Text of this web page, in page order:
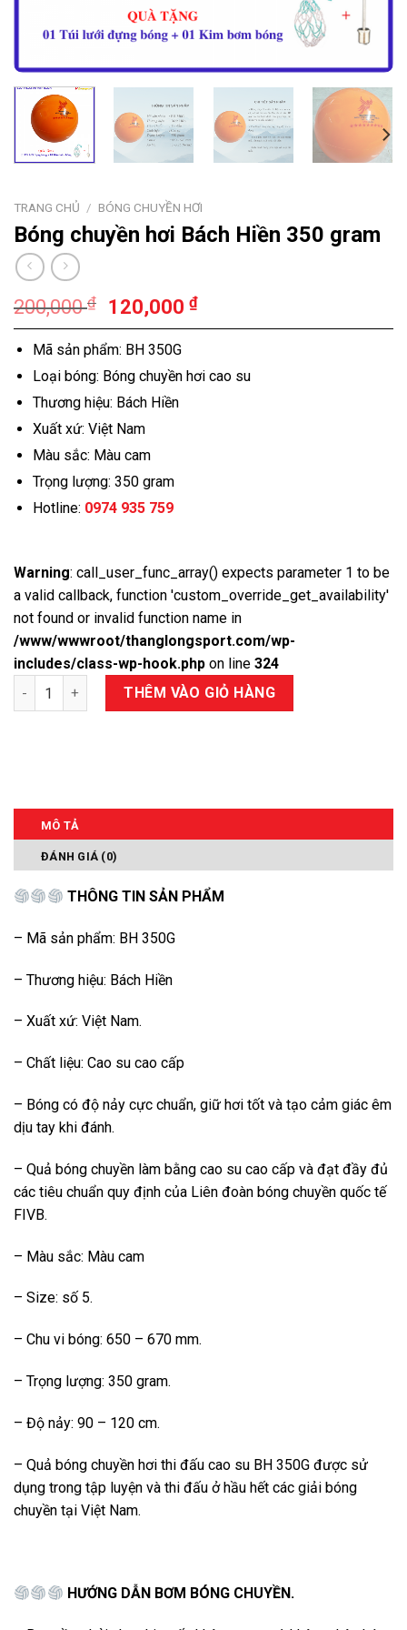
TRANG CHỦ / BÓNG CHUYỀN HƠI
Bóng chuyền hơi Bách Hiền 350 gram
200,000₫ 120,000 ₫
Mã sản phẩm: BH 350G
Loại bóng: Bóng chuyền hơi cao su
Thương hiệu: Bách Hiền
Xuất xứ: Việt Nam
Màu sắc: Màu cam
Trọng lượng: 350 gram
Hotline: 0974 935 759
Warning: call_user_func_array() expects parameter 1 to be
a valid callback, function 'custom_override_get_availability'
not found or invalid function name in
/www/wwwroot/thanglongsport.com/wp-
includes/class-wp-hook.php on line 324
Số lượng THÊM VÀO GIỎ HÀNG
MÔ TẢ
ĐÁNH GIÁ (0)
THÔNG TIN SẢN PHẨM
– Mã sản phẩm: BH 350G
– Thương hiệu: Bách Hiền
– Xuất xứ: Việt Nam.
– Chất liệu: Cao su cao cấp
– Bóng có độ nảy cực chuẩn, giữ hơi tốt và tạo cảm giác êm
dịu tay khi đánh.
– Quả bóng chuyền làm bằng cao su cao cấp và đạt đầy đủ
các tiêu chuẩn quy định của Liên đoàn bóng chuyền quốc tế
FIVB.
– Màu sắc: Màu cam
– Size: số 5.
– Chu vi bóng: 650 – 670 mm.
– Trọng lượng: 350 gram.
– Độ nảy: 90 – 120 cm.
– Quả bóng chuyền hơi thi đấu cao su BH 350G được sử
dụng trong tập luyện và thi đấu ở hầu hết các giải bóng
chuyền tại Việt Nam.
HƯỚNG DẪN BƠM BÓNG CHUYỀN.